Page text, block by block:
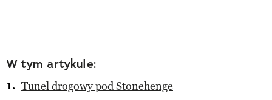
W tym artykule:
Tunel drogowy pod Stonehenge